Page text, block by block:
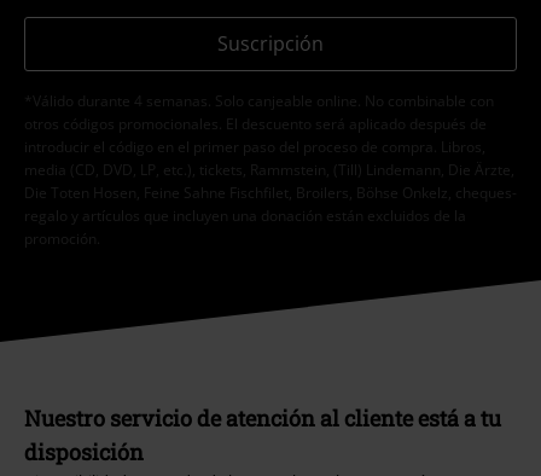
Suscripción
*Válido durante 4 semanas. Solo canjeable online. No combinable con
otros códigos promocionales. El descuento será aplicado después de
introducir el código en el primer paso del proceso de compra. Libros,
media (CD, DVD, LP, etc.), tickets, Rammstein, (Till) Lindemann, Die Ärzte,
Die Toten Hosen, Feine Sahne Fischfilet, Broilers, Böhse Onkelz, cheques-
regalo y artículos que incluyen una donación están excluidos de la
promoción.
Nuestro servicio de atención al cliente está a tu
disposición